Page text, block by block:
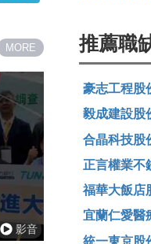
MORE 推薦職
豪志工程股
毅成建設股
合晶科技股
正言權業不
福華大飯店
宜蘭仁愛醫
統一東京股